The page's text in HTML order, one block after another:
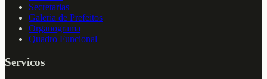
Secretarias
Galeria de Prefeitos
Organograma
Quadro Funcional
Servicos